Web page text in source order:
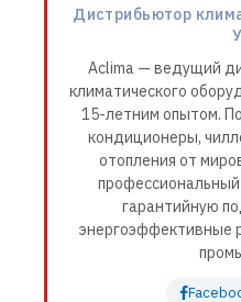
Дистрибьютор
Aclima — ведущий
климатического
15-летним опытом.
кондиционеры,
отопления от
гарантийную
энергоэффективные